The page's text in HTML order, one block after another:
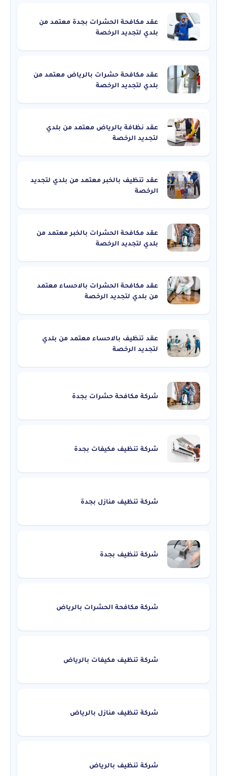
عقد مكافحة الحشرات بجدة معتمد من
بلدي لتجديد الرخصة
عقد مكافحة حشرات بالرياض معتمد من
بلدي لتجديد الرخصة
عقد نظافة بالرياض معتمد من بلدي
لتجديد الرخصة
عقد تنظيف بالخبر معتمد من بلدي لتجديد
الرخصة
عقد مكافحة الحشرات بالخبر معتمد من
بلدي لتجديد الرخصة
عقد مكافحة الحشرات بالاحساء معتمد
من بلدي لتجديد الرخصة
عقد تنظيف بالاحساء معتمد من بلدي
لتجديد الرخصة
شركة مكافحة حشرات بجدة
شركة تنظيف مكيفات بجدة
شركة تنظيف منازل بجدة
شركة تنظيف بجدة
شركة مكافحة الحشرات بالرياض
شركة تنظيف مكيفات بالرياض
شركة تنظيف منازل بالرياض
شركة تنظيف بالرياض